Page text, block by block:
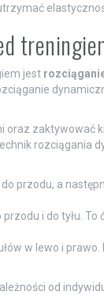
jest
zaktywować
rozciągania
przodu, a
i do tyłu.
w lewo i
od